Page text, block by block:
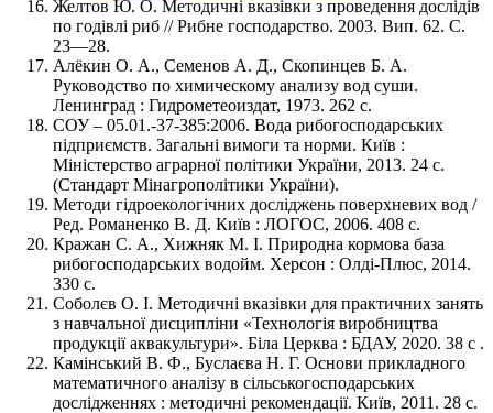
Желтов Ю. О. Методичні вказівки з проведення дослідів
по годівлі риб // Рибне господарство. 2003. Вип. 62. С.
23—28.
Алёкин О. А., Семенов А. Д., Скопинцев Б. А.
Руководство по химическому анализу вод суши.
Ленинград : Гидрометеоиздат, 1973. 262 с.
СОУ – 05.01.-37-385:2006. Вода рибогосподарських
підприємств. Загальні вимоги та норми. Київ :
Міністерство аграрної політики України, 2013. 24 с.
(Стандарт Мінагрополітики України).
Методи гідроекологічних досліджень поверхневих вод /
Ред. Романенко В. Д. Київ : ЛОГОС, 2006. 408 с.
Кражан С. А., Хижняк М. І. Природна кормова база
рибогосподарських водойм. Херсон : Олді-Плюс, 2014.
330 с.
Соболєв О. І. Методичні вказівки для практичних занять
з навчальної дисципліни «Технологія виробництва
продукції аквакультури». Біла Церква : БДАУ, 2020. 38 с .
Камінський В. Ф., Буслаєва Н. Г. Основи прикладного
математичного аналізу в сільськогосподарських
дослідженнях : методичні рекомендації. Київ, 2011. 28 с.